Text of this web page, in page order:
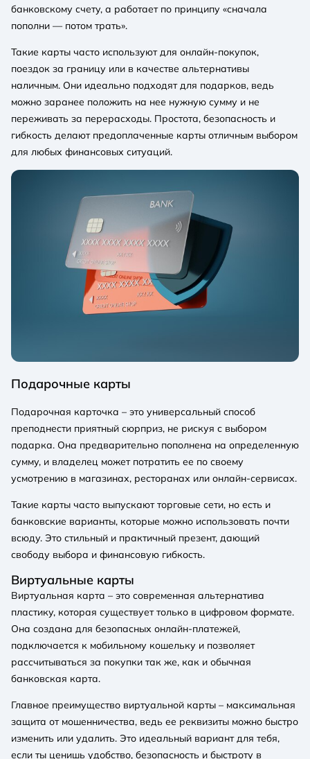
банковскому счету, а работает по принципу «сначала
пополни — потом трать».
Такие карты часто используют для онлайн-покупок,
поездок за границу или в качестве альтернативы
наличным. Они идеально подходят для подарков, ведь
можно заранее положить на нее нужную сумму и не
переживать за перерасходы. Простота, безопасность и
гибкость делают предоплаченные карты отличным выбором
для любых финансовых ситуаций.
Подарочные карты
Подарочная карточка – это универсальный способ
преподнести приятный сюрприз, не рискуя с выбором
подарка. Она предварительно пополнена на определенную
сумму, и владелец может потратить ее по своему
усмотрению в магазинах, ресторанах или онлайн-сервисах.
Такие карты часто выпускают торговые сети, но есть и
банковские варианты, которые можно использовать почти
всюду. Это стильный и практичный презент, дающий
свободу выбора и финансовую гибкость.
Виртуальные карты
Виртуальная карта – это современная альтернатива
пластику, которая существует только в цифровом формате.
Она создана для безопасных онлайн-платежей,
подключается к мобильному кошельку и позволяет
рассчитываться за покупки так же, как и обычная
банковская карта.
Главное преимущество виртуальной карты – максимальная
защита от мошенничества, ведь ее реквизиты можно быстро
изменить или удалить. Это идеальный вариант для тебя,
если ты ценишь удобство, безопасность и быстроту в